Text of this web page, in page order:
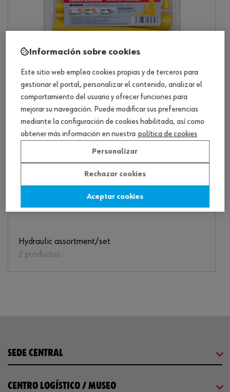
Hydraulic accessories
4 productos
Hydraulic assortment/set
2 productos
SEDE CENTRAL
CENTRO LOGÍSTICO / MUSEO
Información sobre cookies
Este sitio web emplea cookies propias y de terceros para
gestionar el portal, personalizar el contenido, analizar el
comportamiento del usuario y ofrecer funciones para
mejorar su navegación. Puede modificar sus preferencias
mediante la configuración de cookies habilitada, así como
obtener más información en nuestra política de cookies
Personalizar
Rechazar cookies
Aceptar cookies